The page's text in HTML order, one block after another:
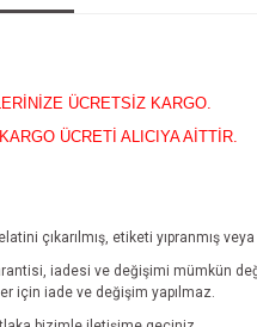
ÜCRETSİZ KARGO.
ÜCRETİ ALICIYA AİTTİR.
çıkarılmış, etiketi yıpranmış
iadesi ve değişimi mümkün
için iade ve değişim yapılmaz.